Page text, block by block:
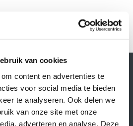
van cookies
content en advertenties te
voor social media te bieden
te analyseren. Ook delen we
van onze site met onze
adverteren en analyse. Deze
1